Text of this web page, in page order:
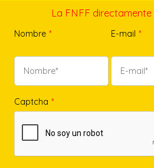
La FNFF
Nombre * E-mail *
Captcha *